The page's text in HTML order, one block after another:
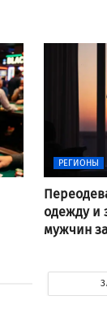
РЕГИОНЫ
одежду и
мужчин